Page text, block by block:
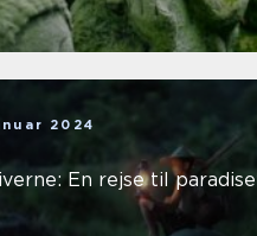
2024
En rejse til